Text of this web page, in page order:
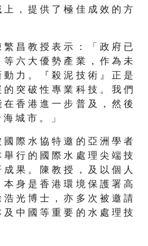
， 提 供 了 極 佳 成 效 的 方
昌 教 授 表 示 ： 「 政 府 已
六 大 優 勢 產 業 ， 作 為 未
力 。 『 殺 泥 技 術 』 正 是
突 破 性 專 業 科 技 。 我 們
香 港 進 一 步 普 及 ， 然 後
城 市 。 」
際 水 協 特 邀 的 亞 洲 學 者
舉 行 的 國 際 水 處 理 尖 端 技
果 。 陳 教 授 ， 及 以 個 人
身 是 香 港 環 境 保 護 署 高
光 博 士 ， 亦 多 次 被 邀 請
中 國 等 重 要 的 水 處 理 技